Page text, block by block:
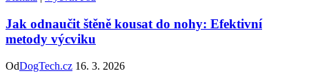
Jak odnaučit štěně kousat do nohy: Efektivní
metody výcviku
OdDogTech.cz 16. 3. 2026